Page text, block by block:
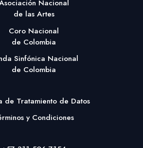
Nacional
de las Artes
Coro Nacional
de Colombia
Sinfónica Nacional
de Colombia
de Tratamiento de Datos
y Condiciones